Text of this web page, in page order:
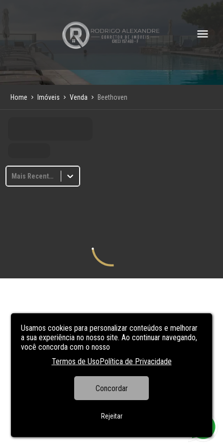
Usamos cookies para personalizar conteúdos e melhorar
a sua experiência no nosso site. Ao continuar navegando,
você concorda com o nosso
Termos de UsoPolítica de Privacidade
Concordar
Rejeitar
Home Imóveis Venda Beethoven
Mais Recentes